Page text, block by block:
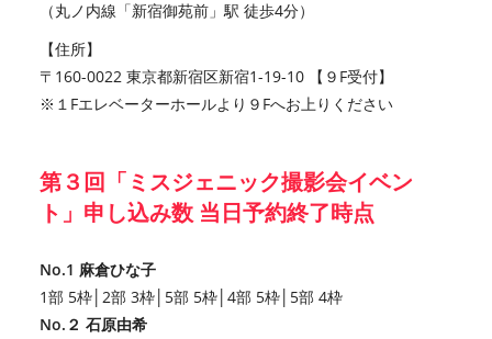
（丸ノ内線「新宿御苑前」駅 徒歩4分）
【住所】
〒160-0022 東京都新宿区新宿1-19-10 【９F受付】
※１Fエレベーターホールより９Fへお上りください
第３回「ミスジェニック撮影会イベン
ト」申し込み数 当日予約終了時点
No.1 麻倉ひな子
1部 5枠│2部 3枠│5部 5枠│4部 5枠│5部 4枠
No.２ 石原由希